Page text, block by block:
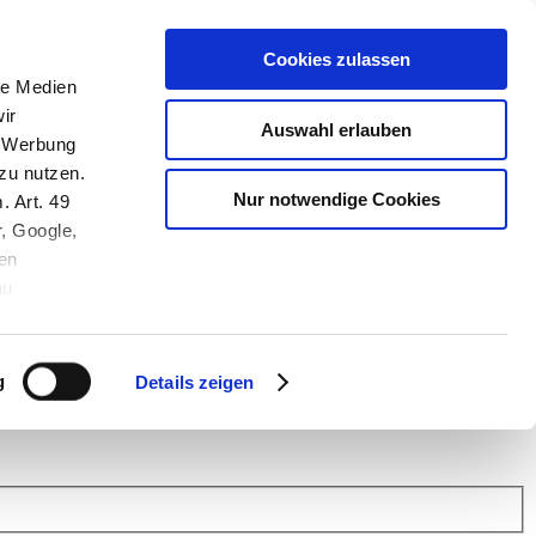
Medien
nutzen.
Art. 49
Google,
Details zeigen
Cookies zulassen
Auswahl erlauben
Nur notwendige Cookies